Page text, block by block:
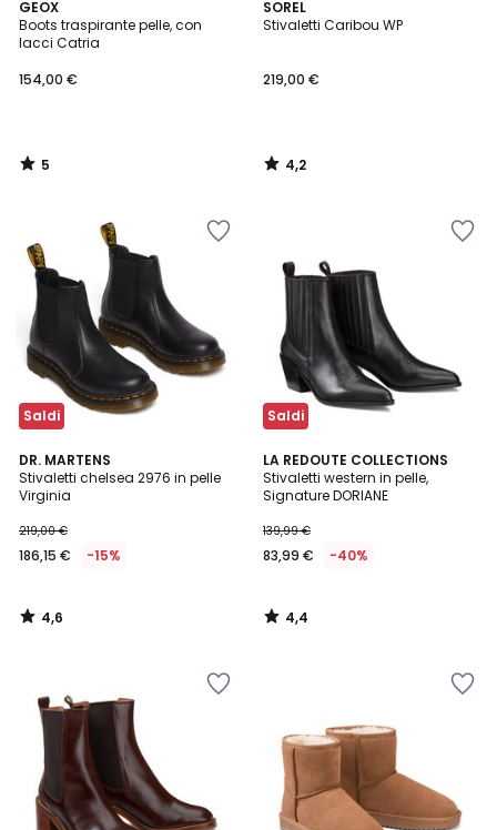
GEOX
Boots traspirante pelle, con
lacci Catria
154,00 €
5
/
5
5
/
SOREL
Stivaletti Caribou WP
219,00 €
4,2
/ 5
4,2
/
Saldi
DR. MARTENS
Stivaletti chelsea 2976 in pelle
Virginia
219,00 €
186,15 € -15%
4,6
/ 5
4,6
/
Saldi
LA REDOUTE COLLECTIONS
Stivaletti western in pelle,
Signature DORIANE
139,99 €
83,99 € -40%
4,4
/ 5
4,4
/